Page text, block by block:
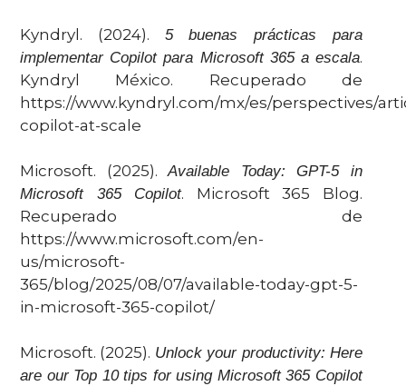
Kyndryl. (2024). 5 buenas prácticas para
implementar Copilot para Microsoft 365 a escala.
Kyndryl México. Recuperado de
https://www.kyndryl.com/mx/es/perspectives/
copilot-at-scale
Microsoft. (2025).Available Today: GPT-5 in
Microsoft 365 Copilot. Microsoft 365 Blog.
Recuperado de
https://www.microsoft.com/en-
us/microsoft-
365/blog/2025/08/07/available-today-gpt-5-
in-microsoft-365-copilot/
Microsoft. (2025). Unlock your productivity: Here
are our Top 10 tips for using Microsoft 365 Copilot